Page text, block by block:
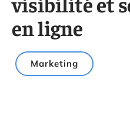
en ligne
Marketing